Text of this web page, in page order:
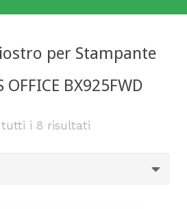
per Stampante
OFFICE BX925FWD
tutti i 8 risultati